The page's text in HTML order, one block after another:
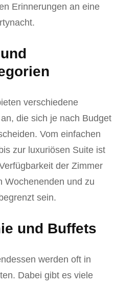
Erinnerungen an eine
verschiedene
die sich je nach Budget
Vom einfachen
zur luxuriösen Suite ist
der Zimmer
Wochenenden und zu
sein.
und Buffets
werden oft in
Dabei gibt es viele